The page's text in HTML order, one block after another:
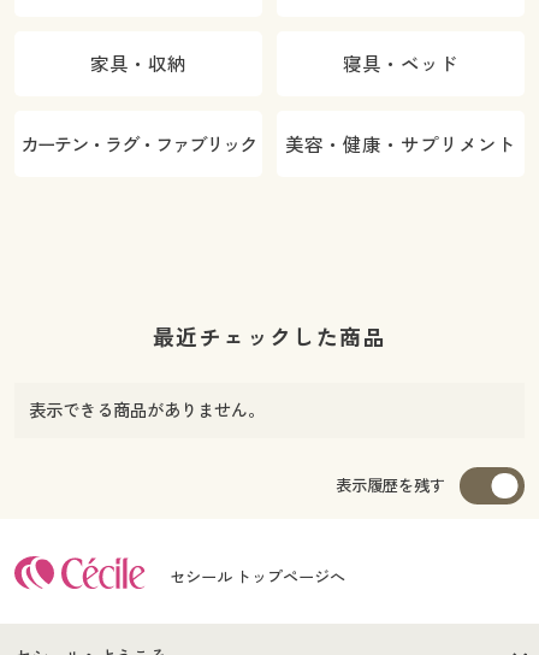
家具・収納 寝具・ベッド
カーテン・ラグ・ファブリック 美容・健康・サプリメント
最近チェックした商品
表示できる商品がありません。
表示履歴を残す
セシール トップページへ